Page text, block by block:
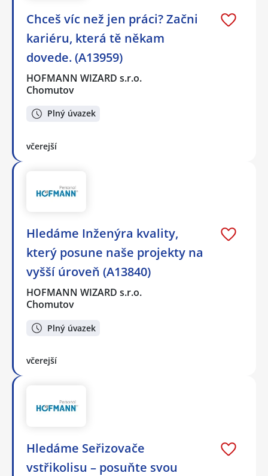
Chceš víc než jen práci? Začni
kariéru, která tě někam
dovede. (A13959)
HOFMANN WIZARD s.r.o.
Chomutov
Plný úvazek
včerejší
Hledáme Inženýra kvality,
který posune naše projekty na
vyšší úroveň (A13840)
HOFMANN WIZARD s.r.o.
Chomutov
Plný úvazek
včerejší
Hledáme Seřizovače
vstřikolisu – posuňte svou